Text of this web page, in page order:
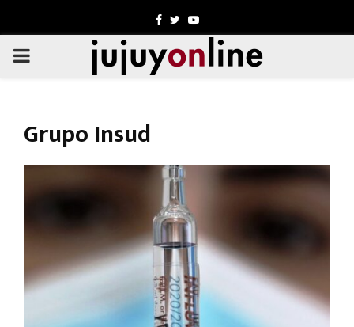
Facebook
TwitterYoutube
PRIMARY
Grupo Insud